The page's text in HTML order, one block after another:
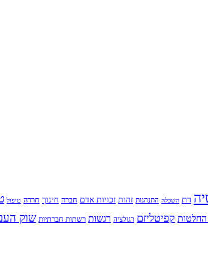
דת השכלה התנהגות זהות זכויות אדם חברה חינוך חרדה טיפול
קפיטליזם רגולציה רגשות רשתות חברתיות שוק